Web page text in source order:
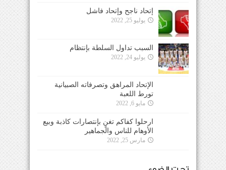
إتحاد ناجح وإتحاد فاشل
يوليو 25, 2022
السبب تداول السلطة بإنتظام
يوليو 24, 2022
الإتحاد المراهق وتصرفاته الصبيانية
تورط اللعبة
مايو 6, 2022
ارحلوا كفاكم تغنٍ بإنتصارات كاذبة وبيع
الأوهام للناس والجماهير
مارس 25, 2022